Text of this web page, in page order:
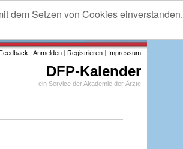
dem Setzen von Cookies einverstanden.
| Anmelden | Registrieren | Impressum
DFP-Kalender
ein Service derAkademie der Ärzte